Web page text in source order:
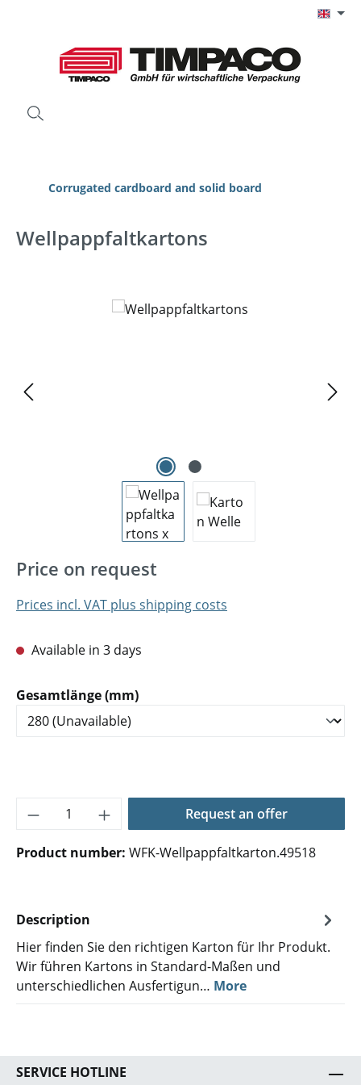
Corrugated cardboard and solid board
Wellpappfaltkartons
Skip image gallery
Price on request
Prices incl. VAT plus shipping costs
Available in 3 days
Select
Gesamtlänge (mm)
Product Quantity: Enter the desired
Request an offer
Product number: WFK-Wellpappfaltkarton.49518
Description
Hier finden Sie den richtigen Karton für Ihr Produkt.
Wir führen Kartons in Standard-Maßen und
unterschiedlichen Ausfertigun… More
SERVICE HOTLINE